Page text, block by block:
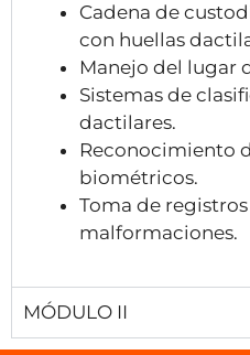
Cadena de
con huellas
Manejo del lugar
Sistemas de
dactilares.
Reconocimiento
biométricos.
Toma de
malformaciones.
MÓDULO II